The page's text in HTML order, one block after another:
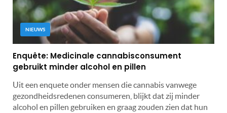
NIEUWS
Enquête: Medicinale cannabisconsument
gebruikt minder alcohol en pillen
Uit een enquete onder mensen die cannabis vanwege
gezondheidsredenen consumeren, blijkt dat zij minder
alcohol en pillen gebruiken en graag zouden zien dat hun